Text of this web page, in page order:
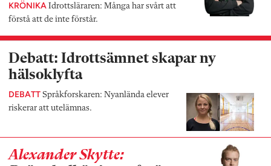
KRÖNIKA Idrottsläraren: Många har svårt att
förstå att de inte förstår.
Debatt: Idrottsämnet skapar ny
hälsoklyfta
DEBATT Språkforskaren: Nyanlända elever
riskerar att utelämnas.
Alexander Skytte: